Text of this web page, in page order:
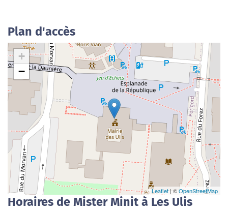
Plan d'accès
+
−
Leaflet | ©OpenStreetMap
Horaires de Mister Minit à Les Ulis